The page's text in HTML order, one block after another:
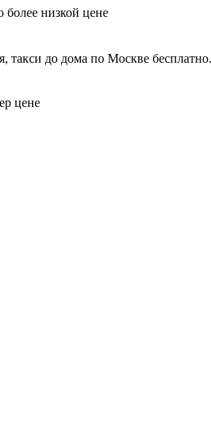
более низкой цене
такси до дома по Москве бесплатно.
цене